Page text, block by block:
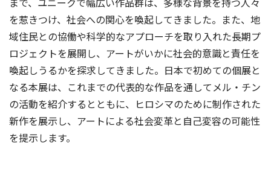
を惹きつけ、社会への関心を喚起してきました。また、地
域住民との協働や科学的なアプローチを取り入れた長期プ
ロジェクトを展開し、アートがいかに社会的意識と責任を
喚起しうるかを探求してきました。日本で初めての個展と
なる本展は、これまでの代表的な作品を通してメル・チン
の活動を紹介するとともに、ヒロシマのために制作された
新作を展示し、アートによる社会変革と自己変容の可能性
を提示します。